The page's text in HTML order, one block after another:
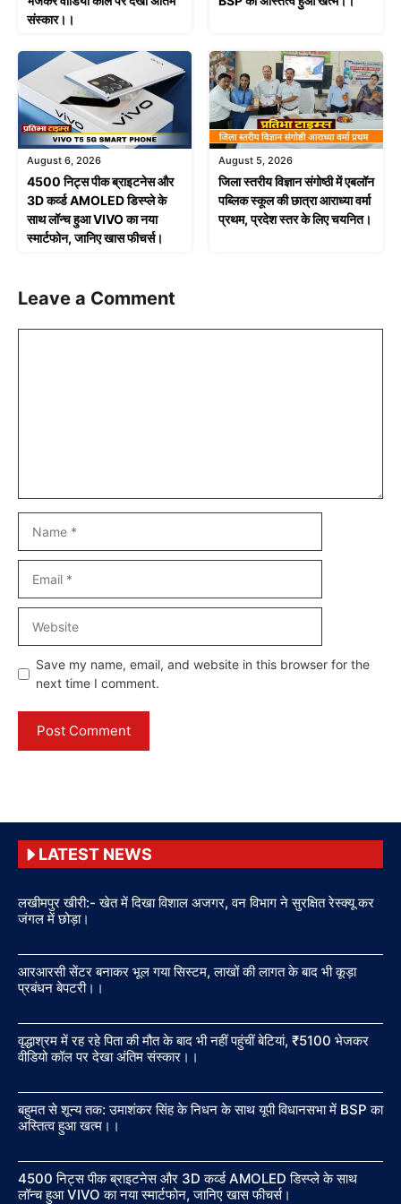
संस्कार।।
August 6, 2026
4500 निट्स पीक ब्राइटनेस और
3D कर्व्ड AMOLED डिस्प्ले के
साथ लॉन्च हुआ VIVO का नया
स्मार्टफोन, जानिए खास फीचर्स।
August 5, 2026
जिला स्तरीय विज्ञान संगोष्ठी में एबलॉन
पब्लिक स्कूल की छात्रा आराध्या वर्मा
प्रथम, प्रदेश स्तर के लिए चयनित।
Leave a Comment
Save my name, email, and website in this browser for the
next time I comment.
LATEST NEWS
लखीमपुर खीरी:- खेत में दिखा विशाल अजगर, वन विभाग ने सुरक्षित रेस्क्यू कर
जंगल में छोड़ा।
आरआरसी सेंटर बनाकर भूल गया सिस्टम, लाखों की लागत के बाद भी कूड़ा
प्रबंधन बेपटरी।।
वृद्धाश्रम में रह रहे पिता की मौत के बाद भी नहीं पहुंचीं बेटियां, ₹5100 भेजकर
वीडियो कॉल पर देखा अंतिम संस्कार।।
बहुमत से शून्य तक: उमाशंकर सिंह के निधन के साथ यूपी विधानसभा में BSP का
अस्तित्व हुआ खत्म।।
4500 निट्स पीक ब्राइटनेस और 3D कर्व्ड AMOLED डिस्प्ले के साथ
लॉन्च हुआ VIVO का नया स्मार्टफोन, जानिए खास फीचर्स।